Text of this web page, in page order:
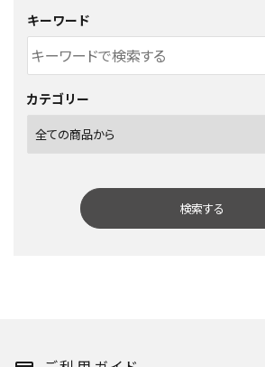
キーワード
カテゴリー
検索する
キーワード